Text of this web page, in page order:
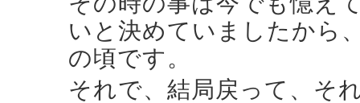
いと決めていましたから
の頃です。
それで、結局戻って、そ